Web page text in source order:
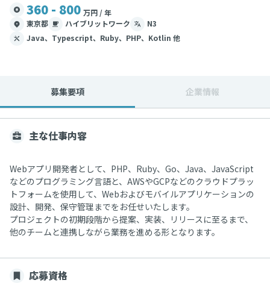
360 - 800 万円 / 年
東京都
ハイブリットワーク
N3
Java、Typescript、Ruby、PHP、Kotlin 他
募集要項 企業情報
主な仕事内容
Webアプリ開発者として、PHP、Ruby、Go、Java、JavaScript
などのプログラミング言語と、AWSやGCPなどのクラウドプラッ
トフォームを使用して、Webおよびモバイルアプリケーションの
設計、開発、保守管理までをお任せいたします。
プロジェクトの初期段階から提案、実装、リリースに至るまで、
他のチームと連携しながら業務を進める形となります。
応募資格